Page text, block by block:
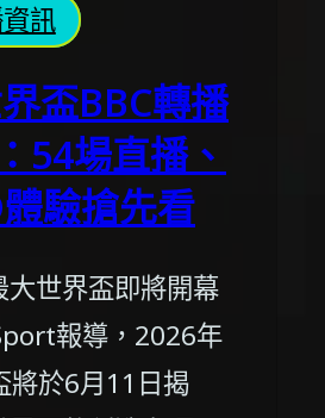
訊
盃BBC轉播
54場直播、
驗搶先看
大世界盃即將開幕
報導，2026年
將於6月11日揭